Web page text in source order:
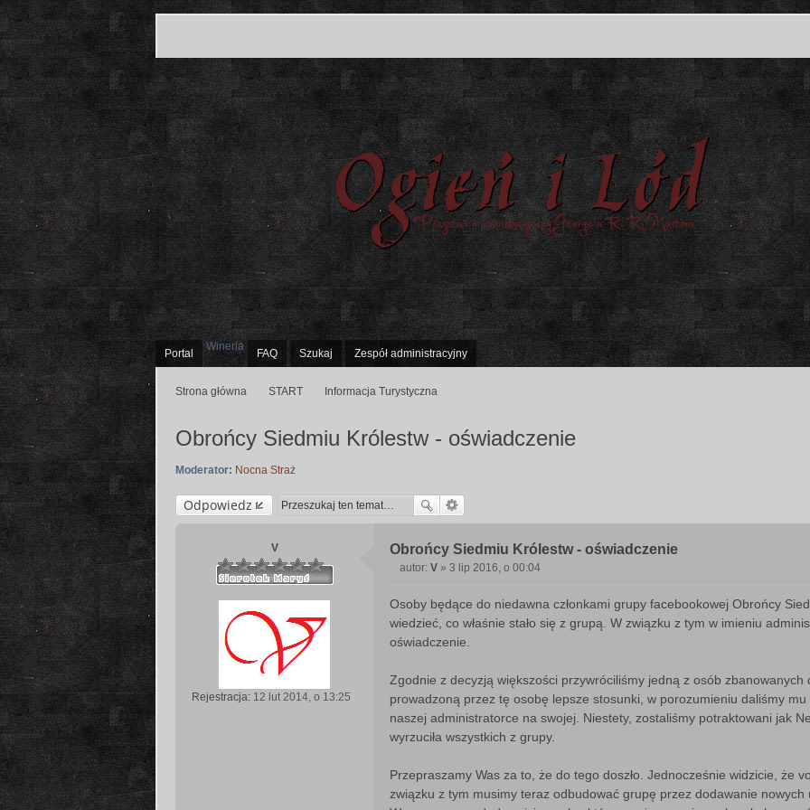
Portal
Winerla
FAQ Szukaj Zespół administracyjny
Strona główna START Informacja Turystyczna
Obrońcy Siedmiu Królestw - oświadczenie
Moderator: Nocna Straż
Odpowiedz
V
Rejestracja: 12 lut 2014, o 13:25
Obrońcy Siedmiu Królestw - oświadczenie
s
t
autor: V » 3 lip 2016, o 00:04
Osoby będące do niedawna członkami grupy facebookowej Obrońcy
wiedzieć, co właśnie stało się z grupą. W związku z tym w imieniu
oświadczenie.
Zgodnie z decyzją większości przywróciliśmy jedną z osób
prowadzoną przez tę osobę lepsze stosunki, w porozumieniu daliśmy
naszej administratorce na swojej. Niestety, zostaliśmy potraktowani jak
wyrzuciła wszystkich z grupy.
Przepraszamy Was za to, że do tego doszło. Jednocześnie widzicie, że
związku z tym musimy teraz odbudować grupę przez dodawanie